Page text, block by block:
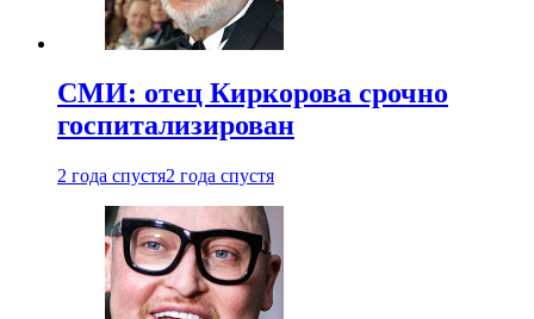
СМИ: отец Киркорова срочно
госпитализирован
2 года спустя2 года спустя